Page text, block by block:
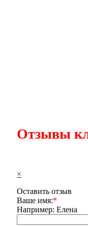
Отзывы
×
Оставить отзыв
Ваше имя:*
Например: Елена